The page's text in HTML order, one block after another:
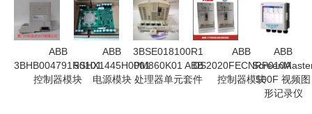
ABB
3BHB004791R0101
控制器模块
ABB
5SHX1445H0001
电源模块
3BSE018100R1
PM860K01 ABB
处理器单元套件
ABB
DS2020FECNRP010A
控制器模块
ABB
500F 视频图
形记录仪